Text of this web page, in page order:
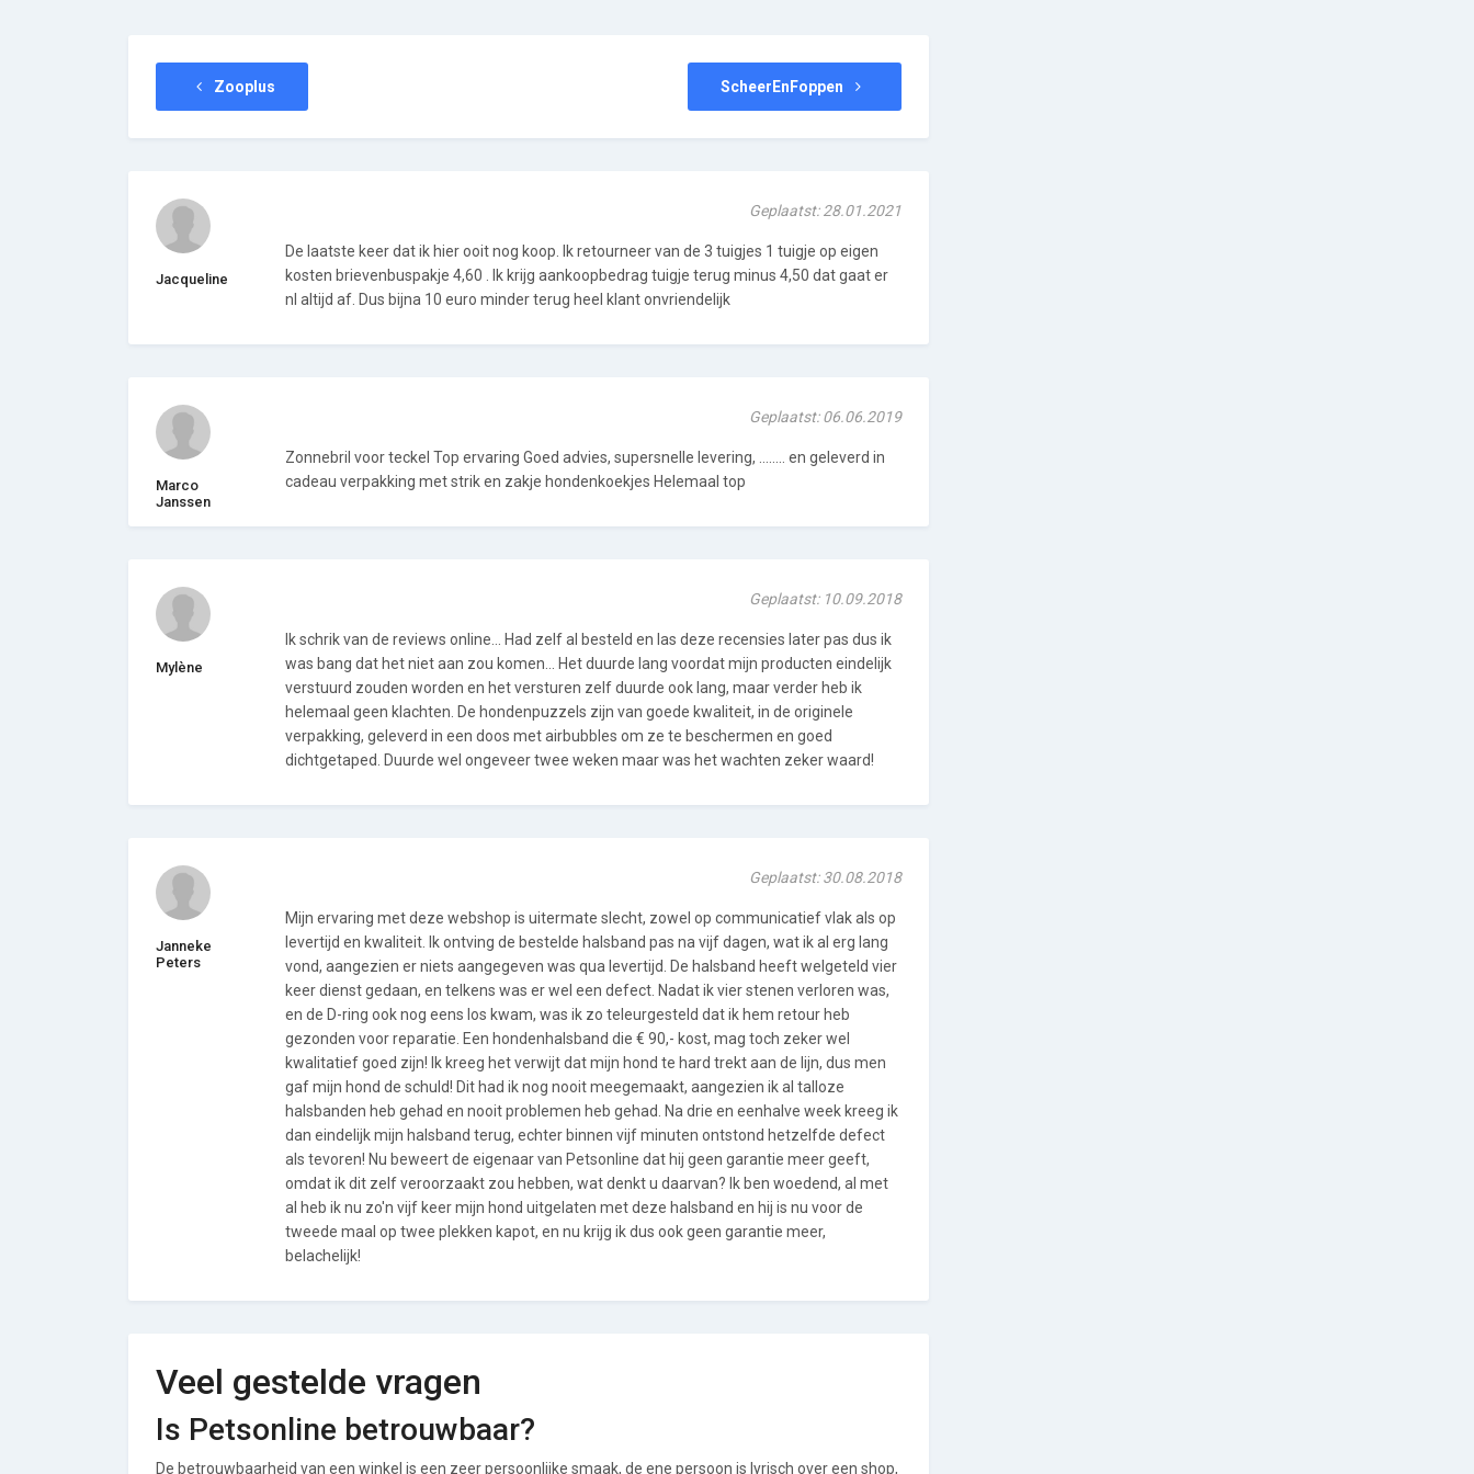
Zooplus ScheerEnFoppen
Jacqueline
Geplaatst: 28.01.2021
De laatste keer dat ik hier ooit nog koop. Ik retourneer van de 3 tuigjes 1 tuigje op eigen
kosten brievenbuspakje 4,60 . Ik krijg aankoopbedrag tuigje terug minus 4,50 dat gaat er
nl altijd af. Dus bijna 10 euro minder terug heel klant onvriendelijk
Marco
Janssen
Geplaatst: 06.06.2019
Zonnebril voor teckel Top ervaring Goed advies, supersnelle levering, ........ en geleverd in
cadeau verpakking met strik en zakje hondenkoekjes Helemaal top
Mylène
Geplaatst: 10.09.2018
Ik schrik van de reviews online... Had zelf al besteld en las deze recensies later pas dus ik
was bang dat het niet aan zou komen... Het duurde lang voordat mijn producten eindelijk
verstuurd zouden worden en het versturen zelf duurde ook lang, maar verder heb ik
helemaal geen klachten. De hondenpuzzels zijn van goede kwaliteit, in de originele
verpakking, geleverd in een doos met airbubbles om ze te beschermen en goed
dichtgetaped. Duurde wel ongeveer twee weken maar was het wachten zeker waard!
Janneke
Peters
Geplaatst: 30.08.2018
Mijn ervaring met deze webshop is uitermate slecht, zowel op communicatief vlak als op
levertijd en kwaliteit. Ik ontving de bestelde halsband pas na vijf dagen, wat ik al erg lang
vond, aangezien er niets aangegeven was qua levertijd. De halsband heeft welgeteld vier
keer dienst gedaan, en telkens was er wel een defect. Nadat ik vier stenen verloren was,
en de D-ring ook nog eens los kwam, was ik zo teleurgesteld dat ik hem retour heb
gezonden voor reparatie. Een hondenhalsband die € 90,- kost, mag toch zeker wel
kwalitatief goed zijn! Ik kreeg het verwijt dat mijn hond te hard trekt aan de lijn, dus men
gaf mijn hond de schuld! Dit had ik nog nooit meegemaakt, aangezien ik al talloze
halsbanden heb gehad en nooit problemen heb gehad. Na drie en eenhalve week kreeg ik
dan eindelijk mijn halsband terug, echter binnen vijf minuten ontstond hetzelfde defect
als tevoren! Nu beweert de eigenaar van Petsonline dat hij geen garantie meer geeft,
omdat ik dit zelf veroorzaakt zou hebben, wat denkt u daarvan? Ik ben woedend, al met
al heb ik nu zo'n vijf keer mijn hond uitgelaten met deze halsband en hij is nu voor de
tweede maal op twee plekken kapot, en nu krijg ik dus ook geen garantie meer,
belachelijk!
Veel gestelde vragen
Is Petsonline betrouwbaar?
De betrouwbaarheid van een winkel is een zeer persoonlijke smaak, de ene persoon is lyrisch over een shop,